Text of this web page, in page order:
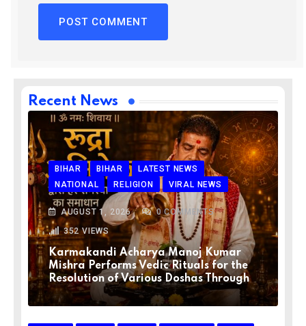
Recent News
BIHAR BIHAR
LATEST NEWS
NATIONAL
RELIGION VIRAL NEWS
AUGUST 1, 2026 0COMMENTS
352VIEWS
Karmakandi Acharya Manoj Kumar
Mishra Performs Vedic Rituals for the
Resolution of Various Doshas Through